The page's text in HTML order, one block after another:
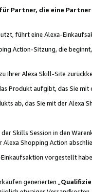
Partner, die eine
führt eine Alexa-
Action-Sitzung, die
Ihrer Alexa Skill-Site
Produkt aufgibt, das Sie mit
ab, das Sie mit der Alexa
Skills Session in den
Alexa Shopping Action
vorgestellt
generierten „